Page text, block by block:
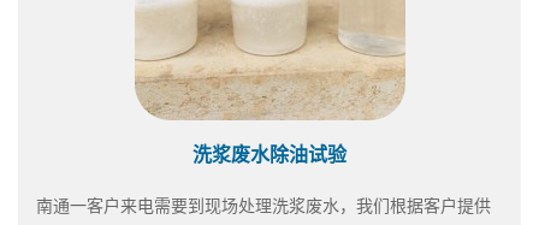
洗浆废水除油试验
南通一客户来电需要到现场处理洗浆废水，我们根据客户提供